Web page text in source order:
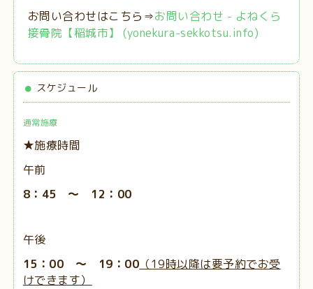
お問い合わせはこちら⇒お問い合わせ - よねくら
接骨院【稲城市】 (yonekura-sekkotsu.info)
スケジュール
通常施療
★施療時間
午前
8：45 ～ 12：00
午後
15：00 ～ 19：00 （19時以降は要予約でお受
けできます）